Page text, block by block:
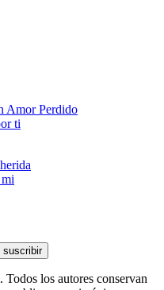
Amor Perdido
ti
suscribir
los autores conservan